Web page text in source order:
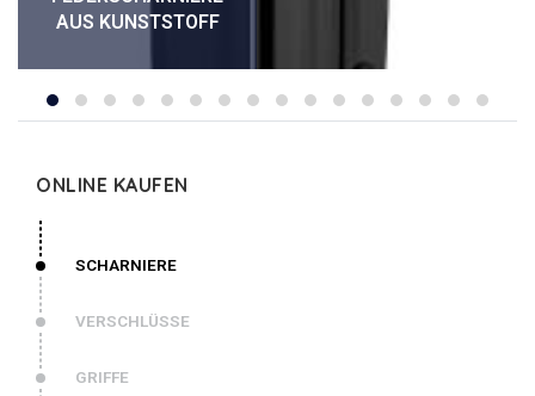
AUS KUNSTSTOFF
ONLINE KAUFEN
SCHARNIERE
VERSCHLÜSSE
GRIFFE